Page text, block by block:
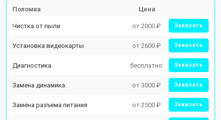
Поломка Цена
Чистка от пыли от 2000 ₽ Заказать
Установка видеокарты от 2600 ₽ Заказать
Диагностика бесплатно Заказать
Замена динамика от 3000 ₽ Заказать
Замена разъема питания от 2500 ₽ Заказать